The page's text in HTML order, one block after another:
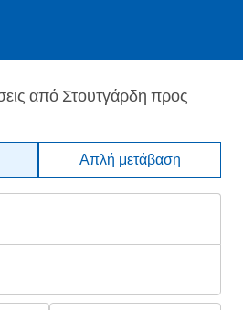
από Στουτγάρδη προς
Απλή μετάβαση